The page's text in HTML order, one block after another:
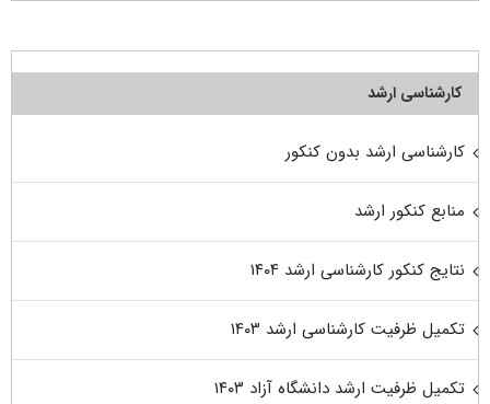
کارشناسی ارشد
کارشناسی ارشد بدون کنکور
منابع کنکور ارشد
نتایج کنکور کارشناسی ارشد ۱۴۰۴
تکمیل ظرفیت کارشناسی ارشد ۱۴۰۳
تکمیل ظرفیت ارشد دانشگاه آزاد ۱۴۰۳